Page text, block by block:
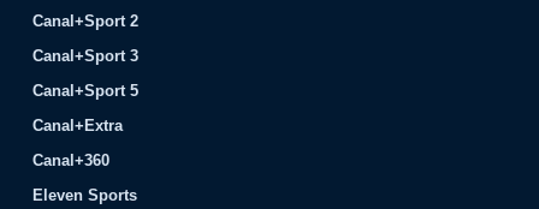
Canal+Sport 2
Canal+Sport 3
Canal+Sport 5
Canal+Extra
Canal+360
Eleven Sports